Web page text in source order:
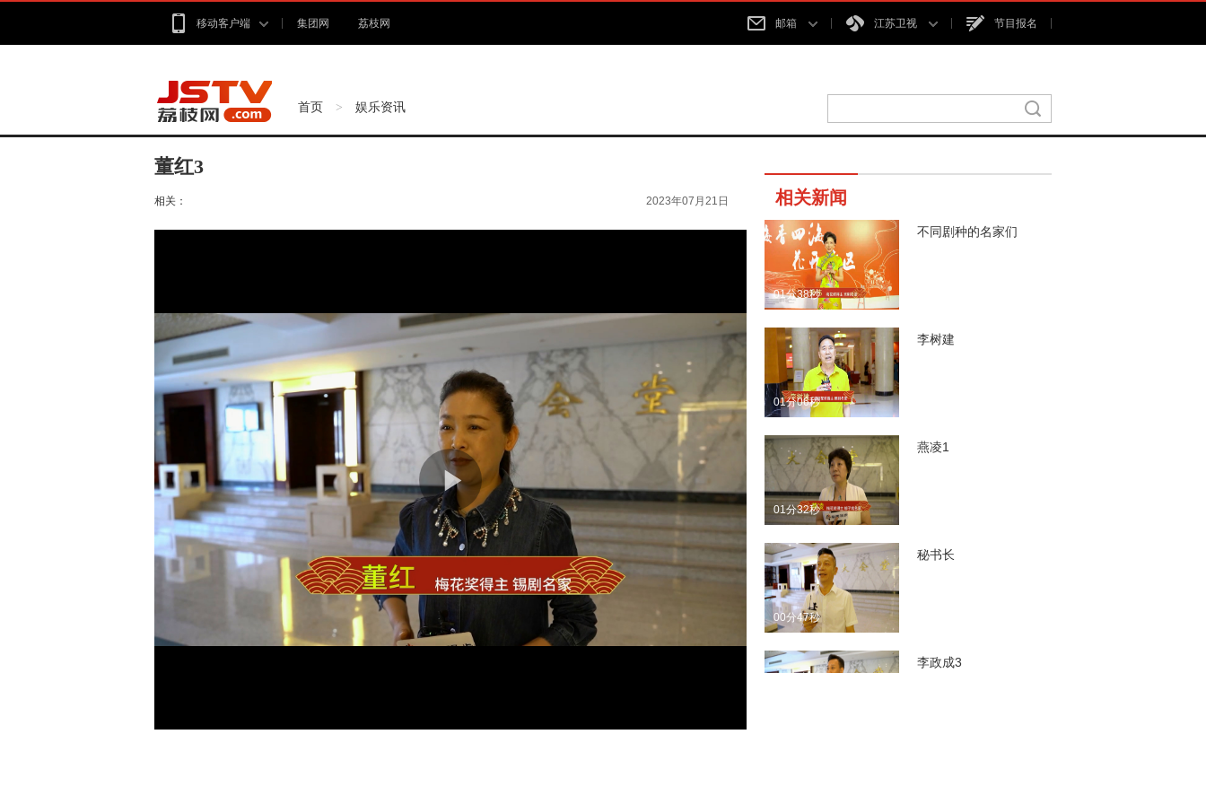
移动客户端 集团网 荔枝网 邮箱 江苏卫视 节目报名
首页 > 娱乐资讯
董红3
相关： 2023年07月21日 相关新闻
01分38秒
不同剧种的名家们
01分06秒
李树建
01分32秒
燕凌1
00分47秒
秘书长
李政成3